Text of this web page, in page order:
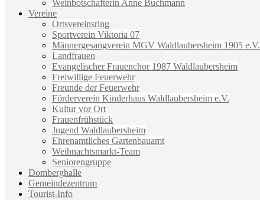
Weinbotschafterin Anne Buchmann
Vereine
Ortsvereinsring
Sportverein Viktoria 07
Männergesangverein MGV Waldlaubersheim 1905 e.V.
Landfrauen
Evangelischer Frauenchor 1987 Waldlaubersheim
Freiwillige Feuerwehr
Freunde der Feuerwehr
Förderverein Kinderhaus Waldlaubersheim e.V.
Kultur vor Ort
Frauenfrühstück
Jugend Waldlaubersheim
Ehrenamtliches Gartenbauamt
Weihnachtsmarkt-Team
Seniorengruppe
Domberghalle
Gemeindezentrum
Tourist-Info